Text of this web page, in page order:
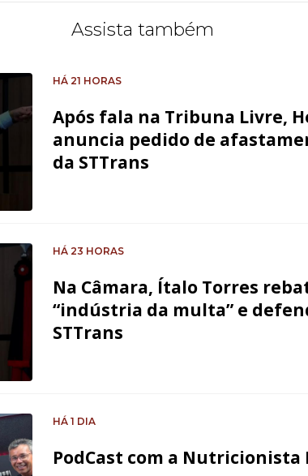
Assista também
HÁ 21 HORAS
Após fala na Tribuna Livre,
anuncia pedido de
da STTrans
HÁ 23 HORAS
Na Câmara, Ítalo Torres
“indústria da multa” e
STTrans
HÁ 1 DIA
PodCast com a Nutricionista